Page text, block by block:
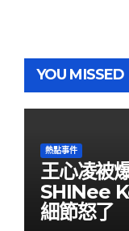
YOU MISSED
熱點事件
王心凌被
SHINee
細節怒了